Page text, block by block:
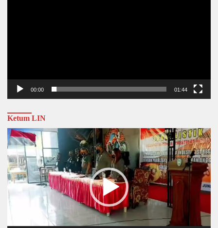
00:00 01:44
Ketum LIN
Video
Player